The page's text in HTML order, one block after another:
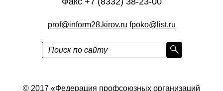
prof@inform28.kirov.ru fpoko@list.ru
© 2017 «Федерация профсоюзных организаций